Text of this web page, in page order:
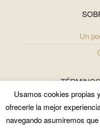
Un
Política
Usamos cookies propias
ofrecerle la mejor
navegando asumiremos